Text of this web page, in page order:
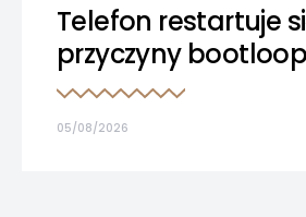
Telefon restartuje
przyczyny
05/08/2026